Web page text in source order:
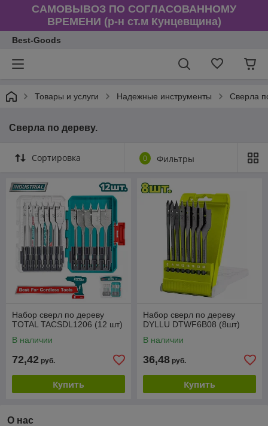
САМОВЫВОЗ ПО СОГЛАСОВАННОМУ
ВРЕМЕНИ (р-н ст.м Кунцевщина)
Best-Goods
Товары и услуги Надежные инструменты Сверла
Сверла по дереву.
Сортировка 0 Фильтры
Набор сверл по дереву
TOTAL TACSDL1206 (12 шт)
В наличии
72,42 руб.
Купить
Набор сверл по дереву
DYLLU DTWF6B08 (8шт)
В наличии
36,48 руб.
Купить
О нас